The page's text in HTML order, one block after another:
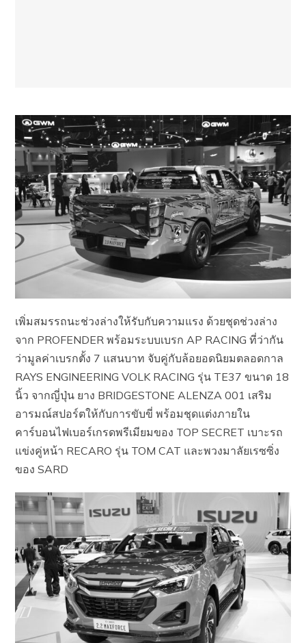
เพิ่มสมรรถนะช่วงล่างให้รับกับความแรง ด้วยชุดช่วงล่าง
จาก PROFENDER พร้อมระบบเบรก AP RACING ที่ว่ากัน
ว่ามูลค่าเบรกตั้ง 7 แสนบาท จับคู่กับล้อยอดนิยมตลอดกาล
RAYS ENGINEERING VOLK RACING รุ่น TE37 ขนาด 18
นิ้ว จากญี่ปุ่น ยาง BRIDGESTONE ALENZA 001 เสริม
อารมณ์สปอร์ตให้กับการขับขี่ พร้อมชุดแต่งภายใน
คาร์บอนไฟเบอร์เกรดพรีเมียมของ TOP SECRET เบาะรถ
แข่งคู่หน้า RECARO รุ่น TOM CAT และพวงมาลัยเรซซิ่ง
ของ SARD